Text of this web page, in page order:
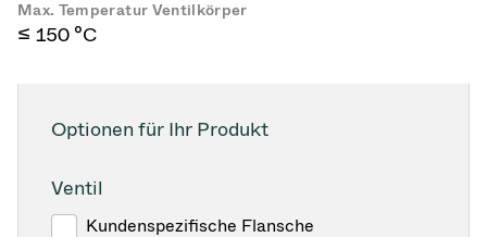
Max. Temperatur Ventilkörper
≤ 150 °C
Optionen für Ihr Produkt
Ventil
Kundenspezifische Flansche